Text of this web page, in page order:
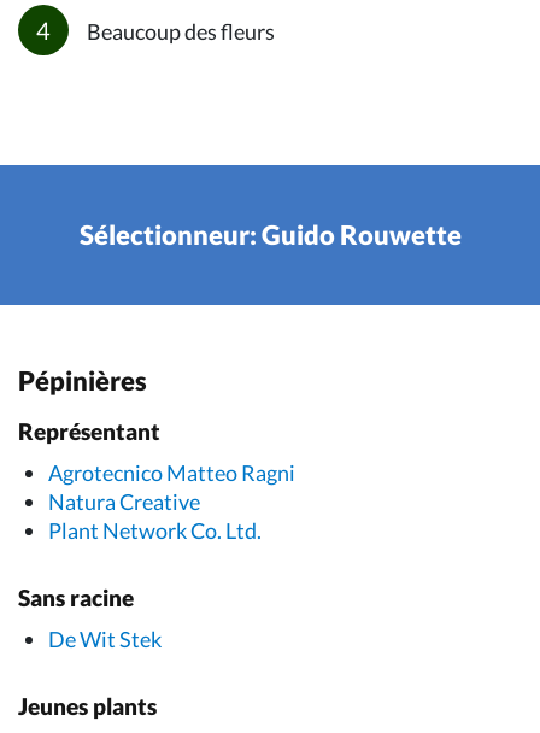
Beaucoup des fleurs
Sélectionneur: Guido Rouwette
Pépinières
Représentant
Agrotecnico Matteo Ragni
Natura Creative
Plant Network Co. Ltd.
Sans racine
De Wit Stek
Jeunes plants